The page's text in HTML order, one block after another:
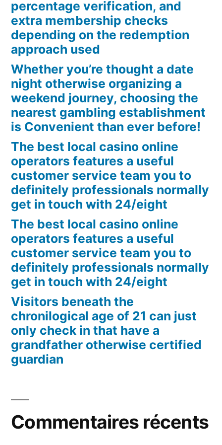
Hakiki
Coşkuyu
Elde
percentage verification, and
extra membership checks
depending on the redemption
approach used
Whether you’re thought a date
night otherwise organizing a
weekend journey, choosing the
nearest gambling establishment
is Convenient than ever before!
The best local casino online
operators features a useful
customer service team you to
definitely professionals normally
get in touch with 24/eight
The best local casino online
operators features a useful
customer service team you to
definitely professionals normally
get in touch with 24/eight
Visitors beneath the
chronilogical age of 21 can just
only check in that have a
grandfather otherwise certified
guardian
Commentaires récents